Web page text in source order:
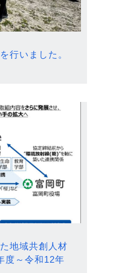
行いました。
地域共創人材
度～令和12年